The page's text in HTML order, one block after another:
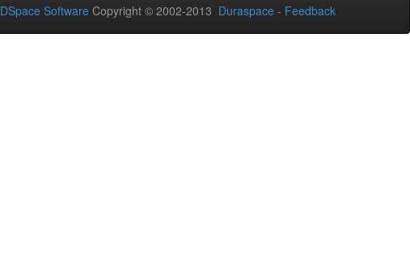
DSpace Software Copyright © 2002-2013 Duraspace - Feedback